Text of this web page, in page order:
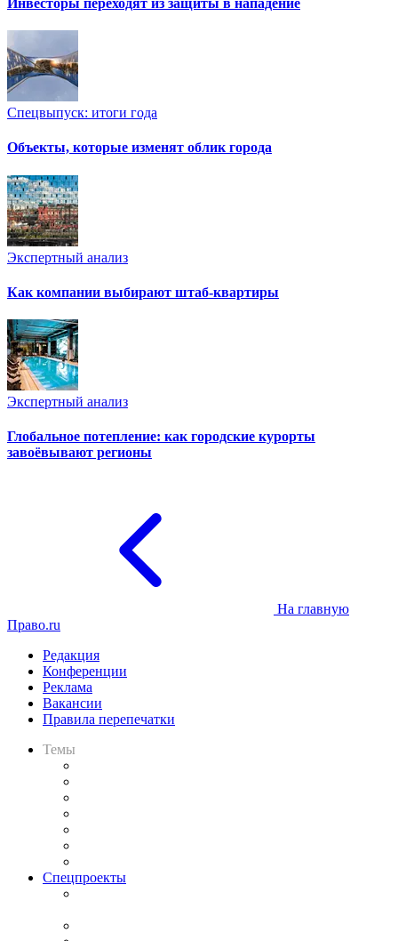
Спецвыпуск: итоги года
Объекты, которые изменят облик города
Экспертный анализ
Как компании выбирают штаб-квартиры
Экспертный анализ
Глобальное потепление: как городские курорты
завоёвывают регионы
На главную
Право.ru
Редакция
Конференции
Реклама
Вакансии
Правила перепечатки
Темы
Спецпроекты